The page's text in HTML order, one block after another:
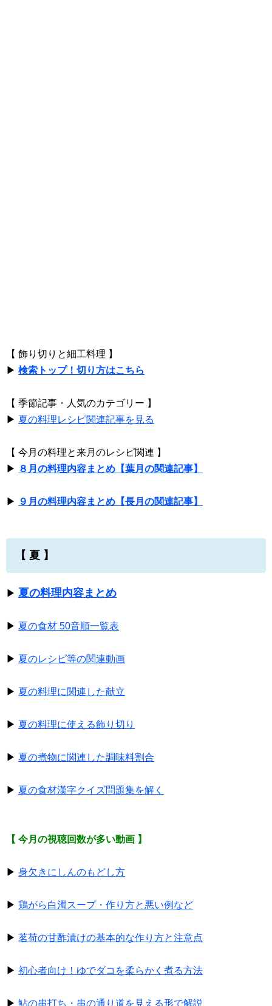
【 飾り切りと細工料理 】
▶ 検索トップ！切り方はこちら
【 季節記事・人気のカテゴリー 】
▶ 夏の料理レシピ関連記事を見る
【 今月の料理と来月のレシピ関連 】
▶ ８月の料理内容まとめ【葉月の関連記事】
▶ ９月の料理内容まとめ【長月の関連記事】
【 夏 】
▶ 夏の料理内容まとめ
▶ 夏の食材 50音順一覧表
▶ 夏のレシピ等の関連動画
▶ 夏の料理に関連した献立
▶ 夏の料理に使える飾り切り
▶ 夏の煮物に関連した調味料割合
▶ 夏の食材漢字クイズ問題集を解く
【 今月の視聴回数が多い動画 】
▶ 身欠きにしんのもどし方
▶ 鶏がら白濁スープ・作り方と悪い例など
▶ 茗荷の甘酢漬けの基本的な作り方と注意点
▶ 初心者向け！ゆでダコを柔らかく煮る方法
▶ 鮎の串打ち・串の通り道を見える形で解説